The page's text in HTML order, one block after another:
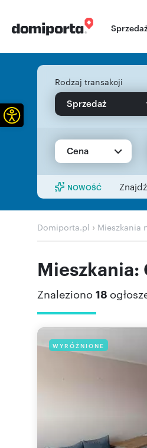
Rodzaj transakcji
Sprzedaż
Cena
NOWOŚĆ
Domiporta.pl › Mieszkania
Mieszkania:
Znaleziono 18
WYRÓŻNIONE
Otwórz pasek narzędzi